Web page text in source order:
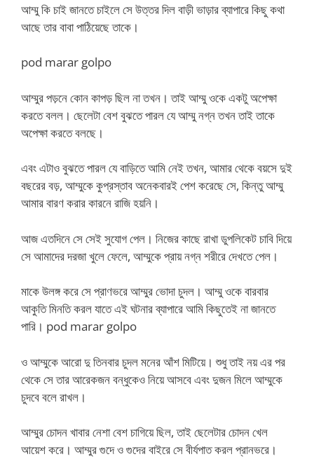
আম্মু কি চাই জানতে চাইলে সে উত্তর দিল বাড়ী ভাড়ার ব্যাপারে কিছু কথা
আছে তার বাবা পাঠিয়েছে তাকে।
pod marar golpo
আম্মুর পড়নে কোন কাপড় ছিল না তখন। তাই আম্মু ওকে একটু অপেক্ষা
করতে বলল। ছেলেটা বেশ বুঝতে পারল যে আম্মু নগ্ন তখন তাই তাকে
অপেক্ষা করতে বলছে।
এবং এটাও বুঝতে পারল যে বাড়িতে আমি নেই তখন, আমার থেকে বয়সে দুই
বছরের বড়, আম্মুকে কুপ্রস্তাব অনেকবারই পেশ করেছে সে, কিন্তু আম্মু
আমার বারণ করার কারনে রাজি হয়নি।
আজ এতদিনে সে সেই সুযোগ পেল। নিজের কাছে রাখা ডুপলিকেট চাবি দিয়ে
সে আমাদের দরজা খুলে ফেলে, আম্মুকে প্রায় নগ্ন শরীরে দেখতে পেল।
মাকে উলঙ্গ করে সে প্রাণভরে আম্মুর ভোদা চুদল। আম্মু ওকে বারবার
আকুতি মিনতি করল যাতে এই ঘটনার ব্যাপারে আমি কিছুতেই না জানতে
পারি। pod marar golpo
ও আম্মুকে আরো দু তিনবার চুদল মনের আঁশ মিটিয়ে। শুধু তাই নয় এর পর
থেকে সে তার আরেকজন বন্ধুকেও নিয়ে আসবে এবং দুজন মিলে আম্মুকে
চুদবে বলে রাখল।
আম্মুর চোদন খাবার নেশা বেশ চাগিয়ে ছিল, তাই ছেলেটার চোদন খেল
আয়েশ করে। আম্মুর গুদে ও গুদের বাইরে সে বীর্যপাত করল প্রানভরে।